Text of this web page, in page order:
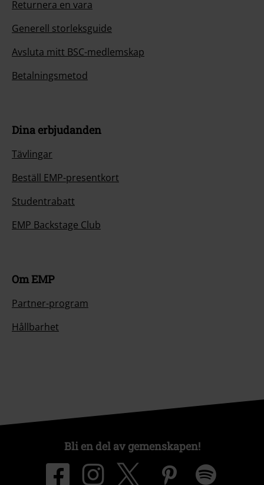
Returnera en vara
Generell storleksguide
Avsluta mitt BSC-medlemskap
Betalningsmetod
Dina erbjudanden
Tävlingar
Beställ EMP-presentkort
Studentrabatt
EMP Backstage Club
Om EMP
Partner-program
Hållbarhet
Bli en del av gemenskapen!